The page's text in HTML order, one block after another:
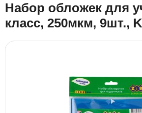
Набор обложек для
класс, 250мкм, 9шт.,